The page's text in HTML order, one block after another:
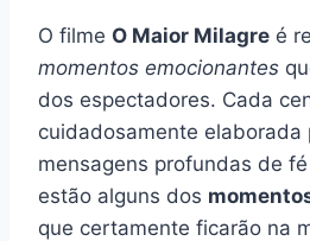
O filme O Maior Milagre é
momentos emocionantes
dos espectadores. Cada
cuidadosamente elaborada
mensagens profundas de
estão alguns dos
que certamente ficarão na